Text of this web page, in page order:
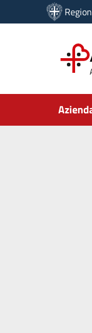
Vai ai contenuti
Vai al menu di